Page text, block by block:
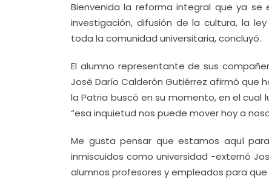
Bienvenida la reforma integral que ya
investigación, difusión de la cultura, la
toda la comunidad universitaria, concluyó.
El alumno representante de sus
José Darío Calderón Gutiérrez afirmó que
la Patria buscó en su momento, en el cual
“esa inquietud nos puede mover hoy a
Me gusta pensar que estamos aquí
inmiscuidos como universidad -externó
alumnos profesores y empleados para